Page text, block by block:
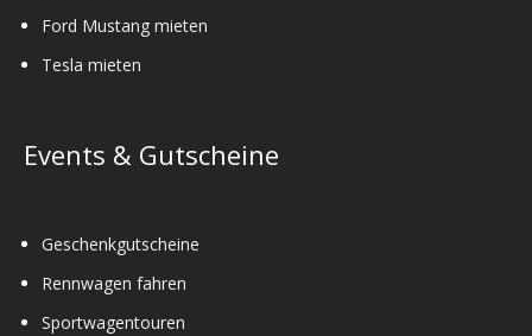
Ford Mustang mieten
Tesla mieten
Events & Gutscheine
Geschenkgutscheine
Rennwagen fahren
Sportwagentouren